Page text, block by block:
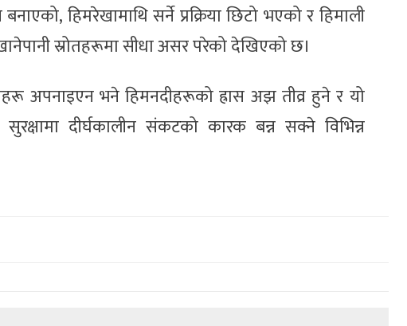
हिमरेखामाथि सर्ने प्रक्रिया छिटो भएको र हिमाली
स्रोतहरूमा सीधा असर परेको देखिएको छ।
अपनाइएन भने हिमनदीहरूको ह्रास अझ तीव्र हुने र यो
दीर्घकालीन संकटको कारक बन्न सक्ने विभिन्न